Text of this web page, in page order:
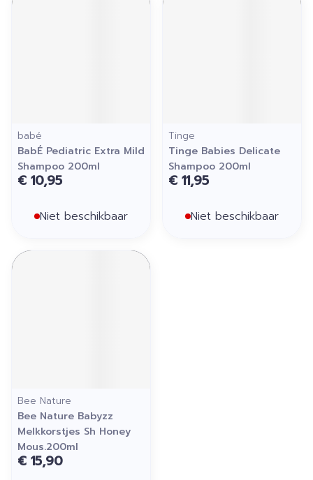
babé
BabÉ Pediatric Extra Mild
Shampoo 200ml
€ 10,95
Niet beschikbaar
Tinge
Tinge Babies Delicate
Shampoo 200ml
€ 11,95
Niet beschikbaar
Bee Nature
Bee Nature Babyzz
Melkkorstjes Sh Honey
Mous.200ml
€ 15,90